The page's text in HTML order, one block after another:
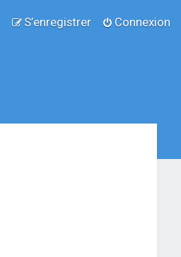
Connexion
S’enregistrer